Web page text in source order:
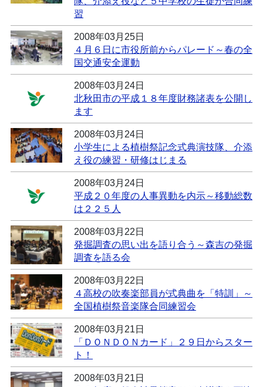
習
2008年03月25日
４月６日に市役所前からパレード～春の全
国交通安全運動
2008年03月24日
北秋田市の平成１８年度財務諸表を公開し
ます
2008年03月24日
小学生による植樹祭記念式典演技隊、介添
え役の練習・研修はじまる
2008年03月24日
平成２０年度の人事異動を内示～移動総数
は２２５人
2008年03月22日
発掘調査の思い出を語り合う～森吉の発掘
調査を語る会
2008年03月22日
４高校の吹奏楽部員が式典曲を「特訓」～
全国植樹祭音楽隊合同練習会
2008年03月21日
「ＤＯＮＤＯＮカード」２９日からスター
ト！
2008年03月21日